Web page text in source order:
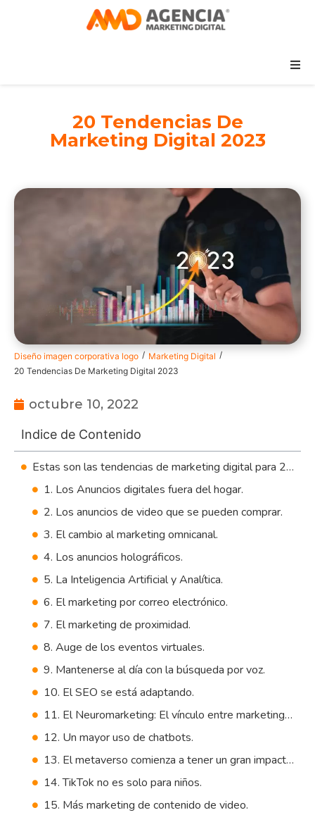
20 Tendencias De
Marketing Digital 2023
Diseño imagen corporativa logo / Marketing Digital /
20 Tendencias De Marketing Digital 2023
octubre 10, 2022
Indice de Contenido
Estas son las tendencias de marketing digital para 2023
1. Los Anuncios digitales fuera del hogar.
2. Los anuncios de video que se pueden comprar.
3. El cambio al marketing omnicanal.
4. Los anuncios holográficos.
5. La Inteligencia Artificial y Analítica.
6. El marketing por correo electrónico.
7. El marketing de proximidad.
8. Auge de los eventos virtuales.
9. Mantenerse al día con la búsqueda por voz.
10. El SEO se está adaptando.
11. El Neuromarketing: El vínculo entre marketing y ciencia.
12. Un mayor uso de chatbots.
13. El metaverso comienza a tener un gran impacto en el marketing digital.
14. TikTok no es solo para niños.
15. Más marketing de contenido de video.